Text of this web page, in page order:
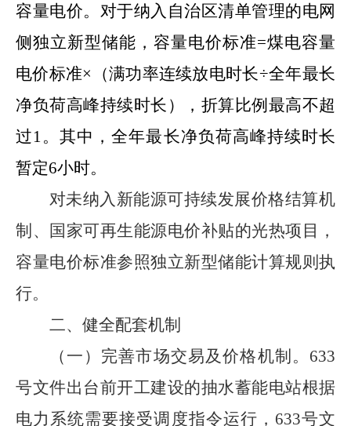
容量电价。 对于纳入自治区清单管理的电网
侧独立新型储能，容量电价标准=煤电容量
电价标准× （满功率连续放电时长÷全年最长
净负荷高峰持续时长）， 折算比例最高不超
过1 。其中，全年最长净负荷高峰持续时长
暂定6小时。
对未纳入新能源可持续发展价格结算机
制、国家可再生能源电价补贴的光热项目，
容量电价标准参照独立新型储能计算规则执
行。
二、健全配套机制
（一）完善市场交易及价格机制。 633
号文件出台前开工建设的抽水蓄能电站根据
电力系统需要接受调度指令运行， 633号文